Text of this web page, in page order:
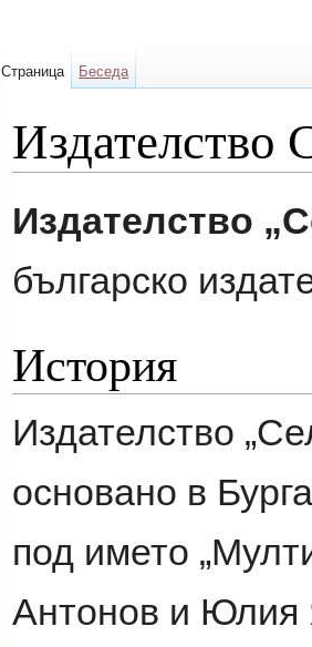
Издателство
Издателство
българско
История
Издателство
основано в
под името
Антонов и Юлия
Страница Беседа